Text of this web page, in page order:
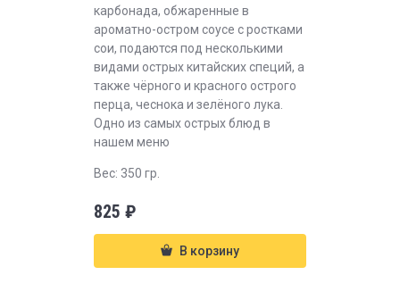
карбонада, обжаренные в
ароматно-остром соусе с ростками
сои, подаются под несколькими
видами острых китайских специй, а
также чёрного и красного острого
перца, чеснока и зелёного лука.
Одно из самых острых блюд в
нашем меню
Вес: 350 гр.
825 ₽
В корзину